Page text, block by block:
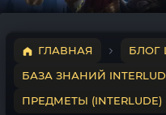
ГЛАВНАЯ
БЛОГ
БАЗА ЗНАНИЙ
ПРЕДМЕТЫ (INTERLUDE)